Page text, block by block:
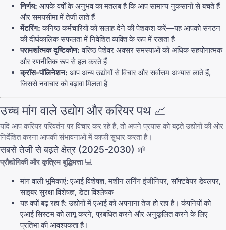
निर्णय: आपके वर्षों के अनुभव का मतलब है कि आप सामान्य नुकसानों से बचते हैं
और समयसीमा में तेजी लाते हैं
मेंटरिंग: कनिष्ठ कर्मचारियों को सलाह देने की पेशकश करें—यह आपको संगठन
की दीर्घकालिक सफलता में निवेशित व्यक्ति के रूप में रखता है
परामर्शात्मक दृष्टिकोण: वरिष्ठ पेशेवर अक्सर समस्याओं को अधिक सहयोगात्मक
और रणनीतिक रूप से हल करते हैं
क्रॉस-पॉलिनेशन: आप अन्य उद्योगों से विचार और सर्वोत्तम अभ्यास लाते हैं,
जिससे नवाचार को बढ़ावा मिलता है
उच्च मांग वाले उद्योग और करियर पथ 📈
यदि आप करियर परिवर्तन पर विचार कर रहे हैं, तो अपने प्रयास को बढ़ते उद्योगों की ओर
निर्देशित करना आपकी संभावनाओं में काफी सुधार करता है।
सबसे तेजी से बढ़ते क्षेत्र (2025-2030) 🌱
प्रौद्योगिकी और कृत्रिम बुद्धिमत्ता💻
मांग वाली भूमिकाएं: एआई विशेषज्ञ, मशीन लर्निंग इंजीनियर, सॉफ्टवेयर डेवलपर,
साइबर सुरक्षा विशेषज्ञ, डेटा विश्लेषक
यह क्यों बढ़ रहा है: उद्योगों में एआई को अपनाना तेज हो रहा है। कंपनियों को
एआई सिस्टम को लागू करने, प्रबंधित करने और अनुकूलित करने के लिए
प्रतिभा की आवश्यकता है।